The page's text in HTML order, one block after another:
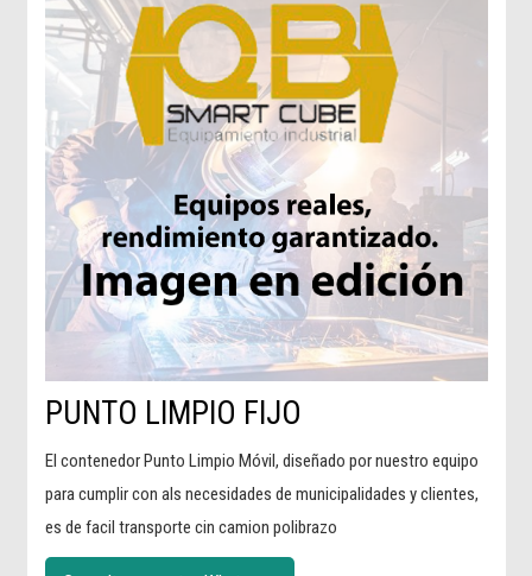
PUNTO LIMPIO FIJO
El contenedor Punto Limpio Móvil, diseñado por nuestro equipo
para cumplir con als necesidades de municipalidades y clientes,
es de facil transporte cin camion polibrazo